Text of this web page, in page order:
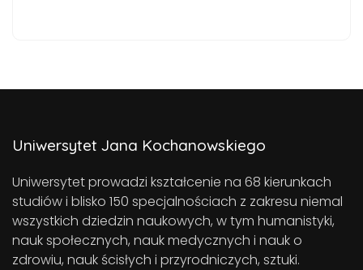
Uniwersytet Jana Kochanowskiego
Uniwersytet prowadzi kształcenie na 68 kierunkach
studiów i blisko 150 specjalnościach z zakresu niemal
wszystkich dziedzin naukowych, w tym humanistyki,
nauk społecznych, nauk medycznych i nauk o
zdrowiu, nauk ścisłych i przyrodniczych, sztuki.